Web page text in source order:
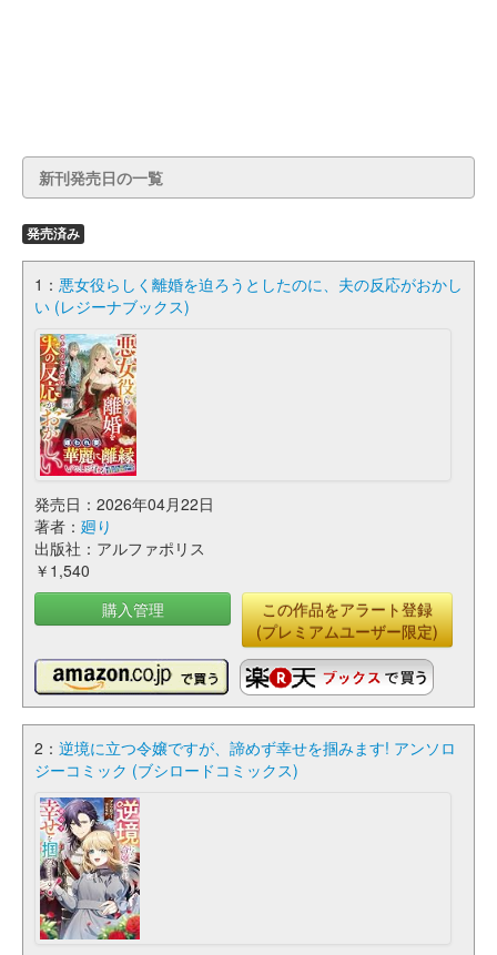
新刊発売日の一覧
発売済み
1： 悪女役らしく離婚を迫ろうとしたのに、夫の反応がおかし
い (レジーナブックス)
発売日：2026年04月22日
著者： 廻り
出版社：アルファポリス
￥1,540
購入管理
この作品をアラート登録
(プレミアムユーザー限定)
2： 逆境に立つ令嬢ですが、諦めず幸せを掴みます! アンソロ
ジーコミック (ブシロードコミックス)